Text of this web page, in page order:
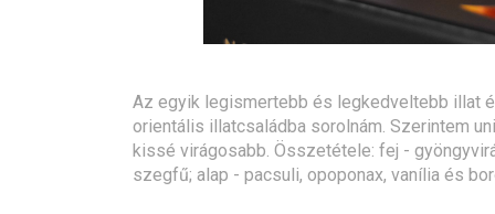
Az egyik legismertebb és legkedveltebb illat
orientális illatcsaládba sorolnám. Szerintem
kissé virágosabb. Összetétele: fej -
szegfű; alap - pacsuli, opoponax, vanília és